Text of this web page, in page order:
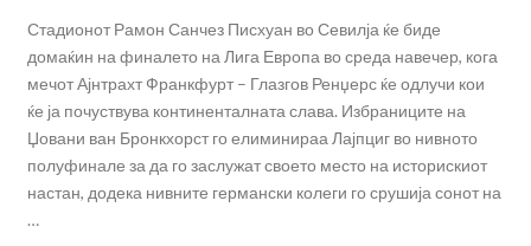
Стадионот Рамон Санчез Писхуан во Севилја ќе биде
домаќин на финалето на Лига Европа во среда навечер, кога
мечот Ајнтрахт Франкфурт – Глазгов Ренџерс ќе одлучи кои
ќе ја почуствува континенталната слава. Избраниците на
Џовани ван Бронкхорст го елиминираа Лајпциг во нивното
полуфинале за да го заслужат своето место на историскиот
настан, додека нивните германски колеги го срушија сонот на
…